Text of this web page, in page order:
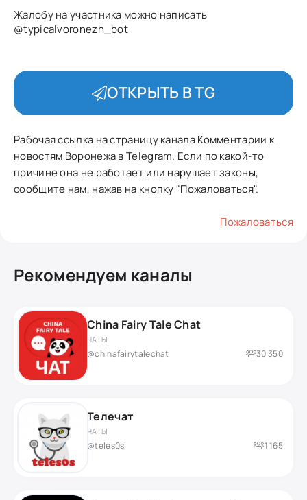
Жалобу на участника можно написать
@typicalvoronezh_bot
ОТКРЫТЬ В TG
Рабочая ссылка на страницу канала Комментарии к
новостям Воронежа в Telegram. Если по какой-то
причине она не работает или нарушает законы,
сообщите нам, нажав на кнопку "Пожаловаться".
Пожаловаться
Рекомендуем каналы
China Fairy Tale Chat
ЧАТЫ
@chinafairytalechat 30 350
Телечат
ЧАТЫ
@teles0si 1 165